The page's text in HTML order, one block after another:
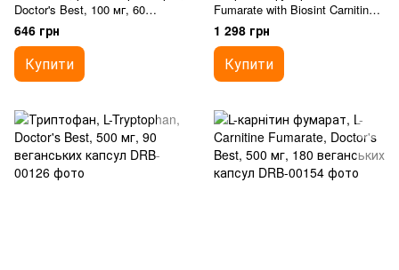
Doctor's Best, 100 мг, 60
веганських капсул
646 грн
Купити
Fumarate with Biosint Carnitine,
Doctor's Best, 500 мг, 60
веганських капсул
1 298 грн
Купити